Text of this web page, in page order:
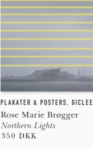
PLAKATER & POSTERS, GICLEE
Rose Marie Brøgger
Northern Lights
350 DKK